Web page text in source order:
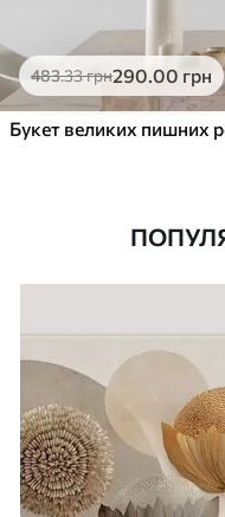
483.33грн290.00 грн